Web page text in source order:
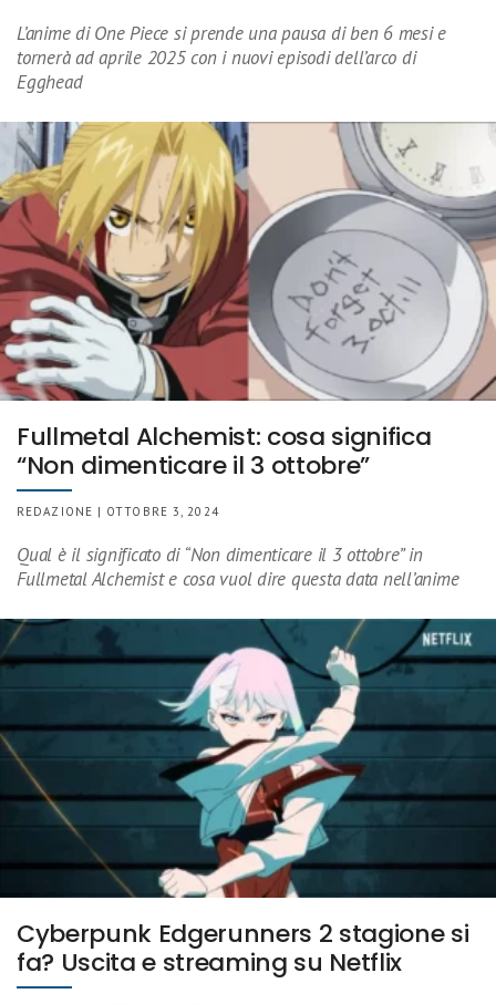
L’anime di One Piece si prende una pausa di ben 6 mesi e
tornerà ad aprile 2025 con i nuovi episodi dell’arco di
Egghead
Fullmetal Alchemist: cosa significa
“Non dimenticare il 3 ottobre”
REDAZIONE | OTTOBRE 3, 2024
Qual è il significato di “Non dimenticare il 3 ottobre” in
Fullmetal Alchemist e cosa vuol dire questa data nell’anime
Cyberpunk Edgerunners 2 stagione si
fa? Uscita e streaming su Netflix